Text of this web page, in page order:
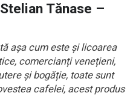
Tănase –
așa cum este și licoarea
comercianți venețieni,
și bogăție, toate sunt
cafelei, acest produs